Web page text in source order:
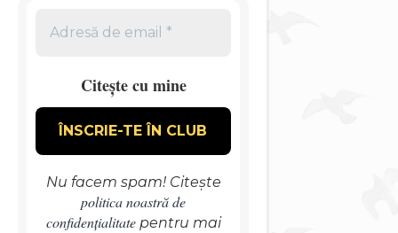
Citește cu mine
Nu facem spam! Citește
politica noastră de
confidențialitatepentru mai